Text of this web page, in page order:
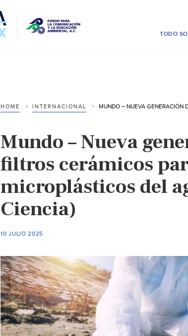
TODO
HOME INTERNACIONAL
Mundo – Nueva
filtros cerámicos
microplásticos del
Ciencia)
10 JULIO 2025